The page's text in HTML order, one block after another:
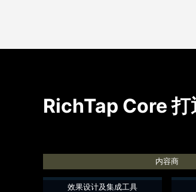
RichTap Core打
内容商
效果设计及集成工具